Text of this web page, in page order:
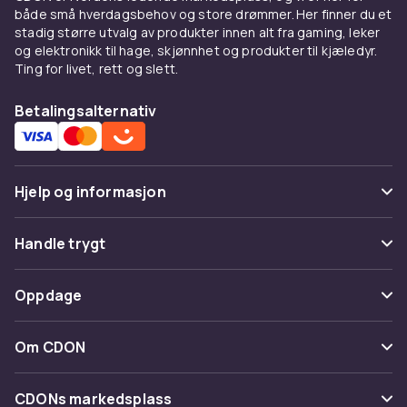
både små hverdagsbehov og store drømmer. Her finner du et
stadig større utvalg av produkter innen alt fra gaming, leker
og elektronikk til hage, skjønnhet og produkter til kjæledyr.
Ting for livet, rett og slett.
Betalingsalternativ
Hjelp og informasjon
Vanlige spørsmål
Spor pakke
Angre & returner her
Kontakt oss
Handle trygt
Betaling
Levering
Tilbakekallinger
Oppdage
Kategorier
Varemerker
Om CDON
Om oss
CDONs markedsplass